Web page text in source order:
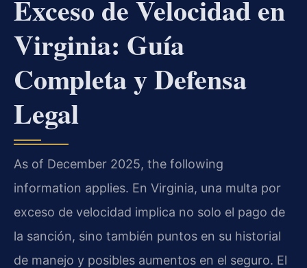
Exceso de Velocidad en
Virginia: Guía
Completa y Defensa
Legal
As of December 2025, the following
information applies. En Virginia, una multa por
exceso de velocidad implica no solo el pago de
la sanción, sino también puntos en su historial
de manejo y posibles aumentos en el seguro. El